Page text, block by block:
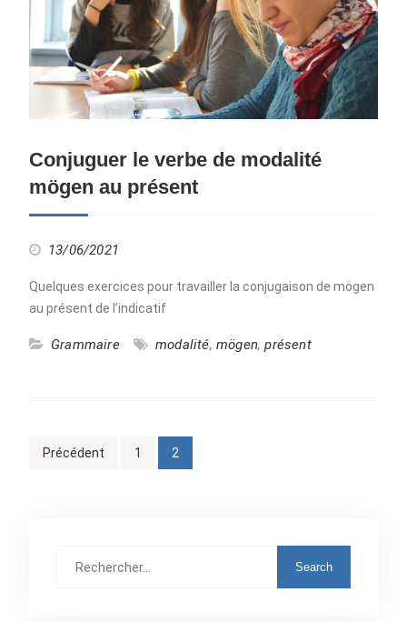
Conjuguer le verbe de modalité
mögen au présent
13/06/2021
Quelques exercices pour travailler la conjugaison de mögen
au présent de l’indicatif
Grammaire modalité, mögen,présent
Pagination
Précédent 1 2